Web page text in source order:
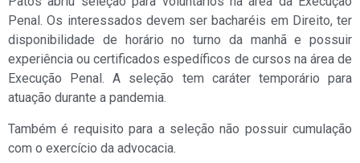
Penal. Os interessados devem ser bacharéis em Direito, ter
disponibilidade de horário no turno da manhã e possuir
experiência ou certificados espedíficos de cursos na área de
Execução Penal. A seleção tem caráter temporário para
atuação durante a pandemia.
Também é requisito para a seleção não possuir cumulação
com o exercício da advocacia.